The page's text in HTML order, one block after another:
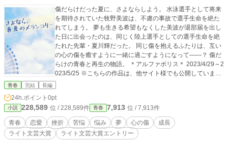
傷だらけだった夏に、さよならしよう。 水泳選手として将来
を期待されていた牧野美波は、不慮の事故で選手生命を絶た
れてしまう。 夢も生きる希望もなくした美波が退部届を出し
た日に出会ったのは、同じく陸上選手としての選手生命を絶
たれた先輩・夏川輝だった。 同じ傷を抱えるふたりは、互い
の心の傷を癒すように一緒に過ごすようになって――？ 傷だ
らけの青春と再生の物語。 ＊アルファポリス＊ 2023/4/29～2
023/5/25 ※こちらの作品は、他サイト様でも公開していま
す。
青春 完結 長編
24h.ポイント 0pt
小説 228,589 位 / 228,589件 青春 7,913 位 / 7,913件
青春 恋愛 挫折 苦悩 悩み 夢 心の傷
成長
ライト文芸大賞
ライト文芸大賞エントリー